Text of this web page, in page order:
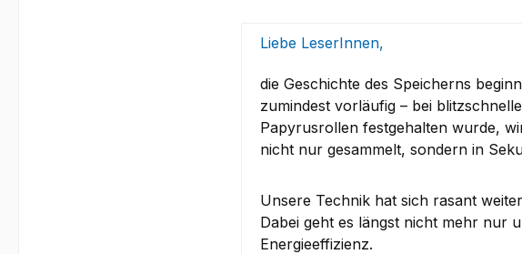
Liebe LeserInnen,
die Geschichte des Speicherns
zumindest vorläufig – bei
Papyrusrollen festgehalten wurde,
nicht nur gesammelt, sondern in
Unsere Technik hat sich rasant
Dabei geht es längst nicht mehr nur
Energieeffizienz.